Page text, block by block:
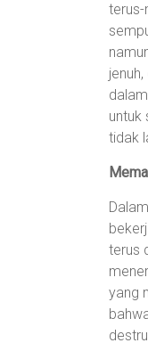
terus-
untuk
tidak
terus
yang